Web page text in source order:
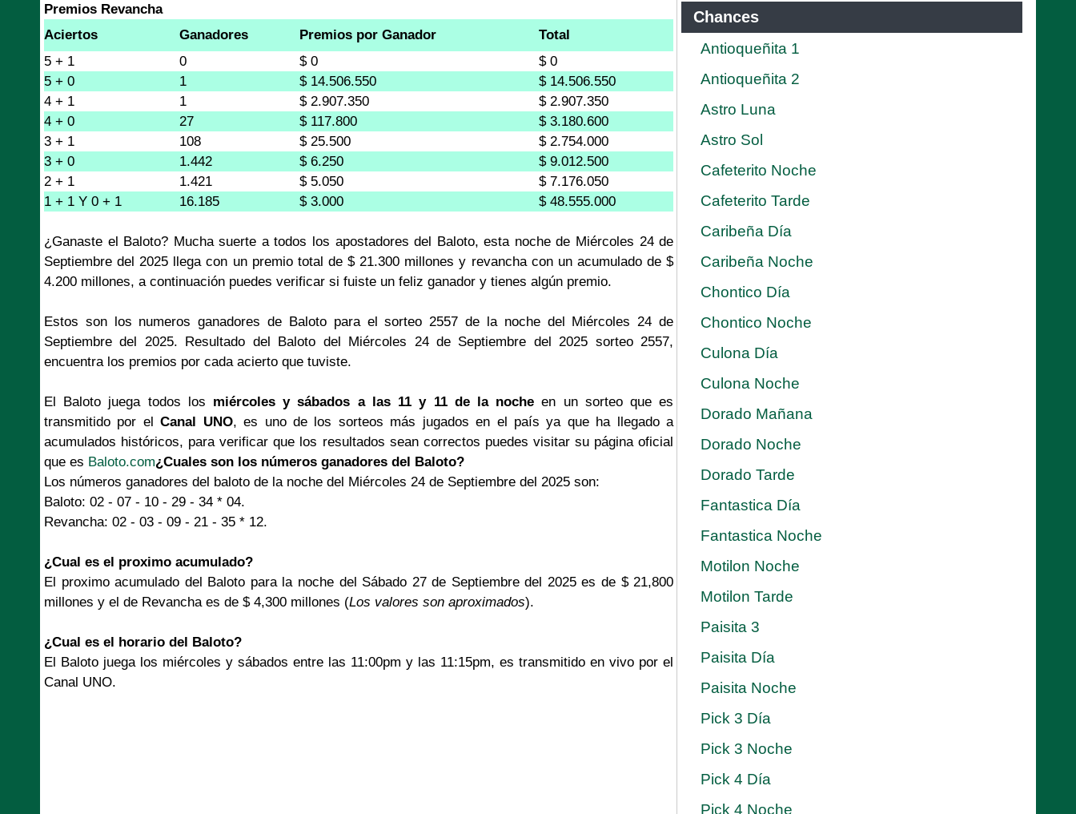
Premios Revancha
Aciertos
Ganadores Premios por Ganador
Total
5 + 1
0 $ 0
$ 0
5 + 0
1 $ 14.506.550
$ 14.506.550
4 + 1
1 $ 2.907.350
$ 2.907.350
4 + 0
27 $ 117.800
$ 3.180.600
3 + 1
108 $ 25.500
$ 2.754.000
3 + 0
1.442 $ 6.250
$ 9.012.500
2 + 1
1.421 $ 5.050
$ 7.176.050
1 + 1 Y 0 + 1
16.185 $ 3.000 $ 48.555.000
¿Ganaste el Baloto? Mucha suerte a todos los apostadores del Baloto, esta noche de Miércoles 24 de
Septiembre del 2025 llega con un premio total de $ 21.300 millones y revancha con un acumulado de $
4.200 millones, a continuación puedes verificar si fuiste un feliz ganador y tienes algún premio.
Estos son los numeros ganadores de Baloto para el sorteo 2557 de la noche del Miércoles 24 de
Septiembre del 2025. Resultado del Baloto del Miércoles 24 de Septiembre del 2025 sorteo 2557,
encuentra los premios por cada acierto que tuviste.
El Baloto juega todos los miércoles y sábados a las 11 y 11 de la noche en un sorteo que es
transmitido por elCanal UNO, es uno de los sorteos más jugados en el país ya que ha llegado a
acumulados históricos, para verificar que los resultados sean correctos puedes visitar su página oficial
que es Baloto.com¿Cuales son los números ganadores del Baloto?
Los números ganadores del baloto de la noche del Miércoles 24 de Septiembre del 2025 son:
Baloto: 02 - 07 - 10 - 29 - 34 * 04.
Revancha: 02 - 03 - 09 - 21 - 35 * 12.
¿Cual es el proximo acumulado?
El proximo acumulado del Baloto para la noche del Sábado 27 de Septiembre del 2025 es de $ 21,800
millones y el de Revancha es de $ 4,300 millones (Los valores son aproximados).
¿Cual es el horario del Baloto?
El Baloto juega los miércoles y sábados entre las 11:00pm y las 11:15pm, es transmitido en vivo por el
Canal UNO.
Chances
Antioqueñita 1
Antioqueñita 2
Astro Luna
Astro Sol
Cafeterito Noche
Cafeterito Tarde
Caribeña Día
Caribeña Noche
Chontico Día
Chontico Noche
Culona Día
Culona Noche
Dorado Mañana
Dorado Noche
Dorado Tarde
Fantastica Día
Fantastica Noche
Motilon Noche
Motilon Tarde
Paisita 3
Paisita Día
Paisita Noche
Pick 3 Día
Pick 3 Noche
Pick 4 Día
Pick 4 Noche